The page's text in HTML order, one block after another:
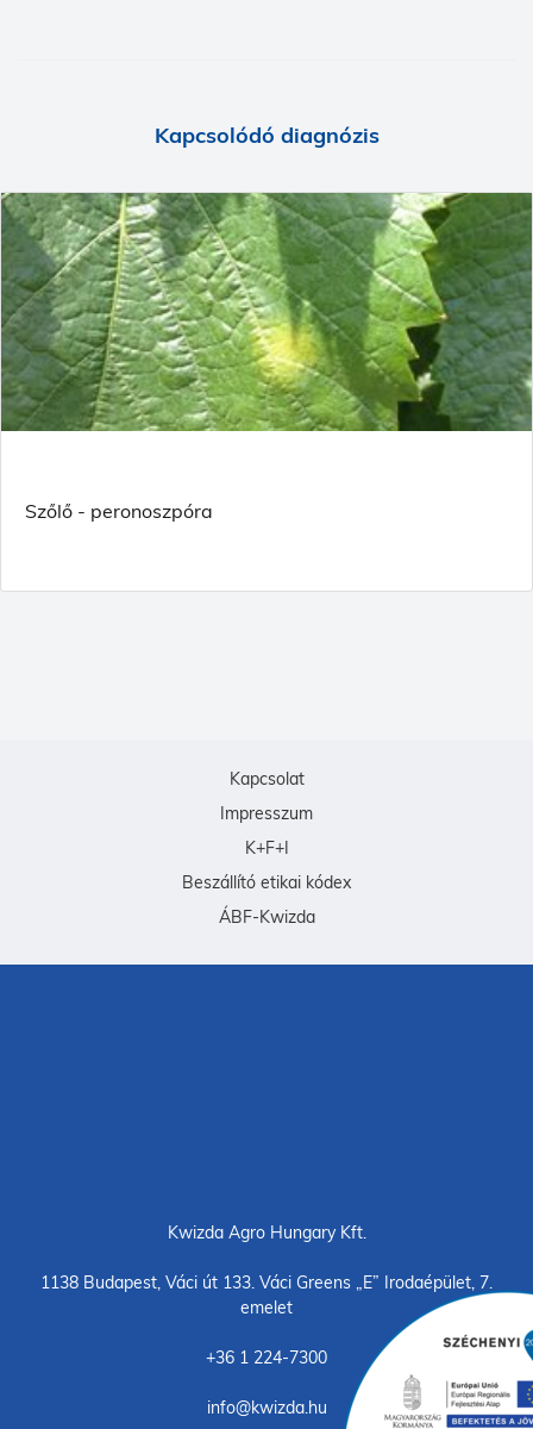
Kapcsolódó diagnózis
Szőlő - peronoszpóra
Kapcsolat
Impresszum
K+F+I
Beszállító etikai kódex
ÁBF-Kwizda
Kwizda Agro Hungary Kft.
1138 Budapest, Váci út 133. Váci Greens „E” Irodaépület, 7.
emelet
+36 1 224-7300
info@kwizda.hu